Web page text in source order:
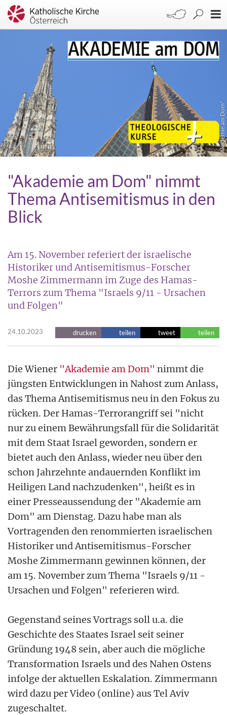
"Akademie am Dom"
"Akademie am Dom" nimmt
Thema Antisemitismus in den
Blick
Am 15. November referiert der israelische
Historiker und Antisemitismus-Forscher
Moshe Zimmermann im Zuge des Hamas-
Terrors zum Thema "Israels 9/11 - Ursachen
und Folgen"
24.10.2023 drucken teilen tweet teilen
Die Wiener "Akademie am Dom" nimmt die
jüngsten Entwicklungen in Nahost zum Anlass,
das Thema Antisemitismus neu in den Fokus zu
rücken. Der Hamas-Terrorangriff sei "nicht
nur zu einem Bewährungsfall für die Solidarität
mit dem Staat Israel geworden, sondern er
bietet auch den Anlass, wieder neu über den
schon Jahrzehnte andauernden Konflikt im
Heiligen Land nachzudenken", heißt es in
einer Presseaussendung der "Akademie am
Dom" am Dienstag. Dazu habe man als
Vortragenden den renommierten israelischen
Historiker und Antisemitismus-Forscher
Moshe Zimmermann gewinnen können, der
am 15. November zum Thema "Israels 9/11 -
Ursachen und Folgen" referieren wird.
Gegenstand seines Vortrags soll u.a. die
Geschichte des Staates Israel seit seiner
Gründung 1948 sein, aber auch die mögliche
Transformation Israels und des Nahen Ostens
infolge der aktuellen Eskalation. Zimmermann
wird dazu per Video (online) aus Tel Aviv
zugeschaltet.